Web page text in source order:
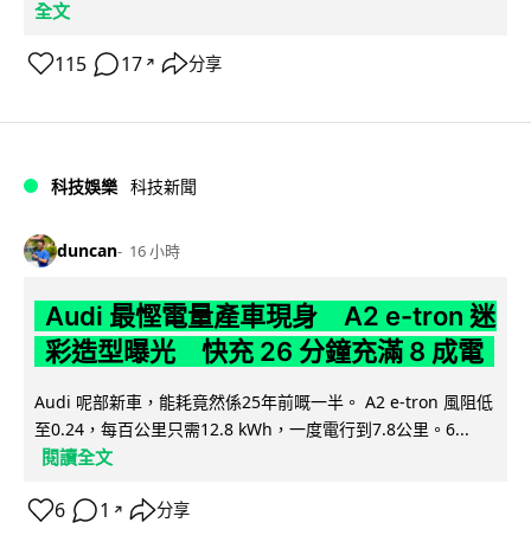
全文
115 17 ↗ 分享
科技娛樂 科技新聞
duncan 16 小時
Audi 最慳電量產車現身 A2 e-tron 迷
彩造型曝光 快充 26 分鐘充滿 8 成電
Audi 呢部新車，能耗竟然係25年前嘅一半。 A2 e-tron 風阻低
至0.24，每百公里只需12.8 kWh，一度電行到7.8公里。6...
閱讀全文
6 1 ↗ 分享